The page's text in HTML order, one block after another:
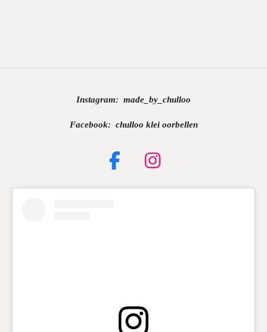
Instagram: made_by_chulloo
Facebook: chulloo klei oorbellen
F
a
I
n